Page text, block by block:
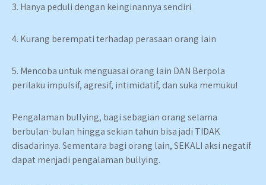
3. Hanya peduli dengan keinginannya sendiri
4. Kurang berempati terhadap perasaan orang lain
5. Mencoba untuk menguasai orang lain DAN Berpola
perilaku impulsif, agresif, intimidatif, dan suka memukul
Pengalaman bullying, bagi sebagian orang selama
berbulan-bulan hingga sekian tahun bisa jadi TIDAK
disadarinya. Sementara bagi orang lain, SEKALI aksi negatif
dapat menjadi pengalaman bullying.